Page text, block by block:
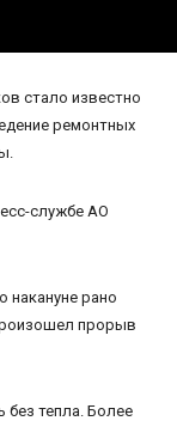
стало известно
ремонтных
службе АО
накануне рано
прорыв
без тепла. Более